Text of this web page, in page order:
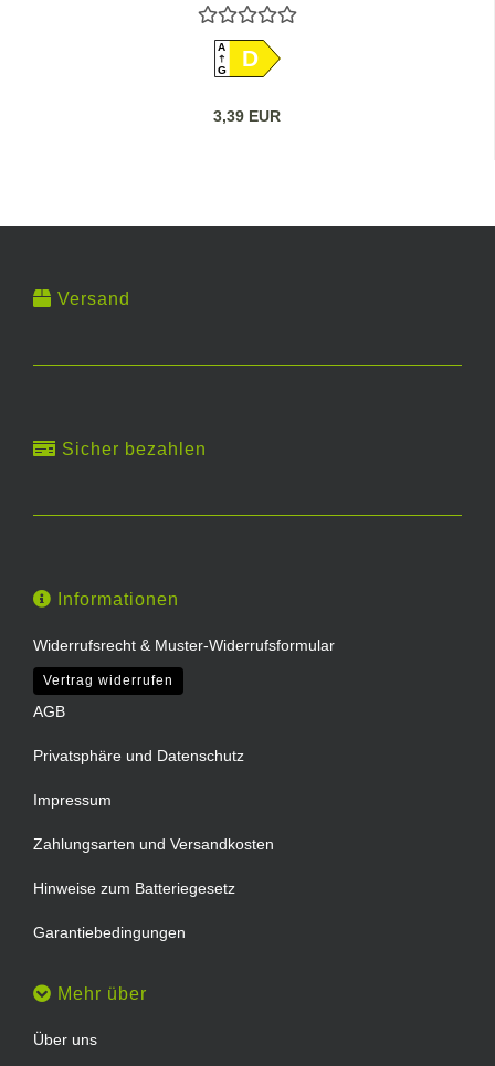
A
GD
3,39 EUR
Versand
Sicher bezahlen
Informationen
Widerrufsrecht & Muster-Widerrufsformular
Vertrag widerrufen
AGB
Privatsphäre und Datenschutz
Impressum
Zahlungsarten und Versandkosten
Hinweise zum Batteriegesetz
Garantiebedingungen
Mehr über
Über uns